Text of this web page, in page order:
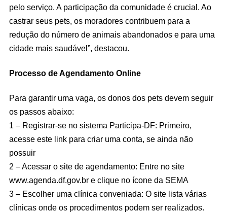
pelo serviço. A participação da comunidade é crucial. Ao
castrar seus pets, os moradores contribuem para a
redução do número de animais abandonados e para uma
cidade mais saudável”, destacou.
Processo de Agendamento Online
Para garantir uma vaga, os donos dos pets devem seguir
os passos abaixo:
1 – Registrar-se no sistema Participa-DF: Primeiro,
acesse este link para criar uma conta, se ainda não
possuir
2 – Acessar o site de agendamento: Entre no site
www.agenda.df.gov.br e clique no ícone da SEMA
3 – Escolher uma clínica conveniada: O site lista várias
clínicas onde os procedimentos podem ser realizados.